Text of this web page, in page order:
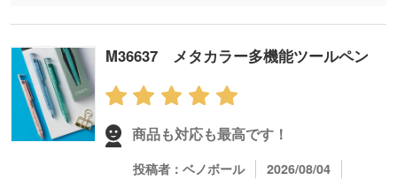
心いたしました。
次回も安心してお任せいただけるよう丁寧に対応
してまいります。
M36637 メタカラー多機能ツールペン
商品も対応も最高です！
投稿者：ベノボール
2026/08/04